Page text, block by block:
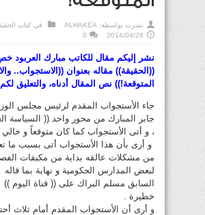
نشرت بواسطة: ALHAKEA في كتاب
2014/04/28
0
نشر إليكم مقال للكاتب مبارك العربود
((الحقيقة)) مقاله بعنوان ((الاستجواب..
المتوقعة!)) نص المقال أدناه، والتعليق
جاء الأستجواب المقدم لرئيس مجلس
جابر المبارك من محور واحد (( السياسة
، و أتى الأستجواب كما كان متوقعاً و
و أرى بأن هذا الأستجواب أتى بسبب ما
من مشكلات عالقه بداية من مكيفات
لبعض المدارس الحكومية و نهاية بما قاله
السابق مسلم البراك على (( قناة اليوم
خطيرة .
و أرى أن الأستجواب المقدم أمام ثلاث